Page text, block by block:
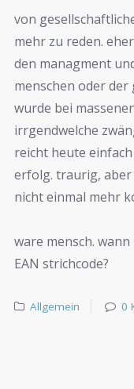
von
mehr zu reden.
den managment
menschen oder der
wurde bei
irrgendwelche
reicht heute
erfolg. traurig, aber
nicht einmal mehr
ware mensch.
EAN strichcode?
Allgemein 0